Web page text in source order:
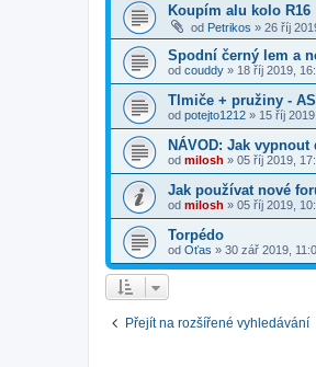
Koupím alu kolo R16
od Petrikos » 26 říj
Spodní černý lem a
od couddy » 18 říj 2019,
Tlmiče + pružiny -
od potejto1212 » 15 říj
NÁVOD: Jak
od milosh » 05 říj 2019,
Jak používat nové
od milosh » 05 říj 2019,
Torpédo
od Oťas » 30 zář 2019,
Přejít na rozšířené vyhledávání